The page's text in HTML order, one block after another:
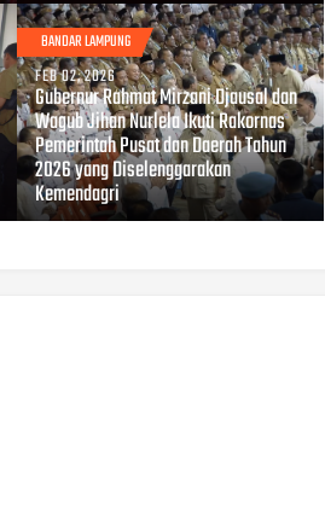
BANDAR LAMPUNG
FEB 02, 2026
Gubernur Rahmat Mirzani Djausal dan
Wagub Jihan Nurlela Ikuti Rakornas
Pemerintah Pusat dan Daerah Tahun
2026 yang Diselenggarakan
Kemendagri